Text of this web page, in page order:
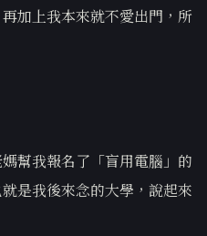
加上我本來就不愛出門，所
幫我報名了「盲用電腦」的
是我後來念的大學，說起來